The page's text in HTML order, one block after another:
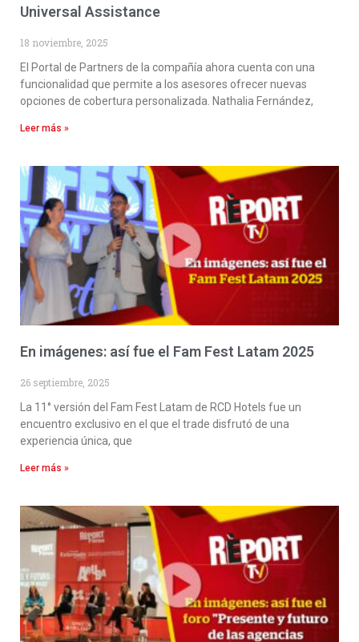
Universal Assistance
18 noviembre, 2025
El Portal de Partners de la compañía ahora cuenta con una
funcionalidad que permite a los asesores ofrecer nuevas
opciones de cobertura personalizada. Nathalia Fernández,
Leer más »
En imágenes: así fue el Fam Fest Latam 2025
26 septiembre, 2025
La 11° versión del Fam Fest Latam de RCD Hotels fue un
encuentro exclusivo en el que el trade disfrutó de una
experiencia única, que
Leer más »